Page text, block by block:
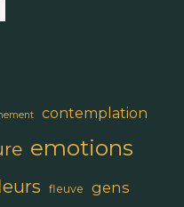
contemplation
emotions
fleuve gens